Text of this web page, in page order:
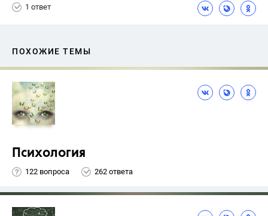
1 ответ
ПОХОЖИЕ ТЕМЫ
Психология
122 вопроса 262 ответа